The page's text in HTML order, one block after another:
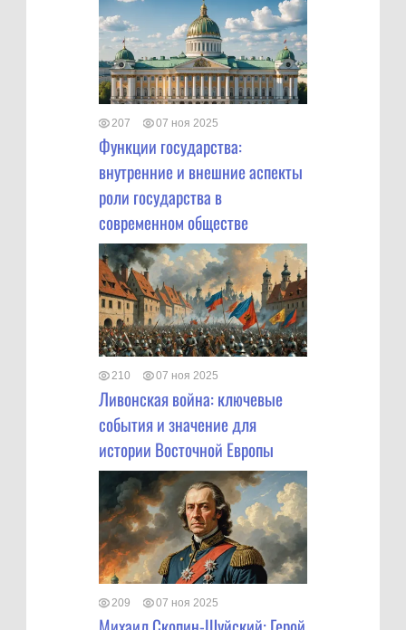
207 07 ноя 2025
Функции государства:
внутренние и внешние аспекты
роли государства в
современном обществе
210 07 ноя 2025
Ливонская война: ключевые
события и значение для
истории Восточной Европы
209 07 ноя 2025